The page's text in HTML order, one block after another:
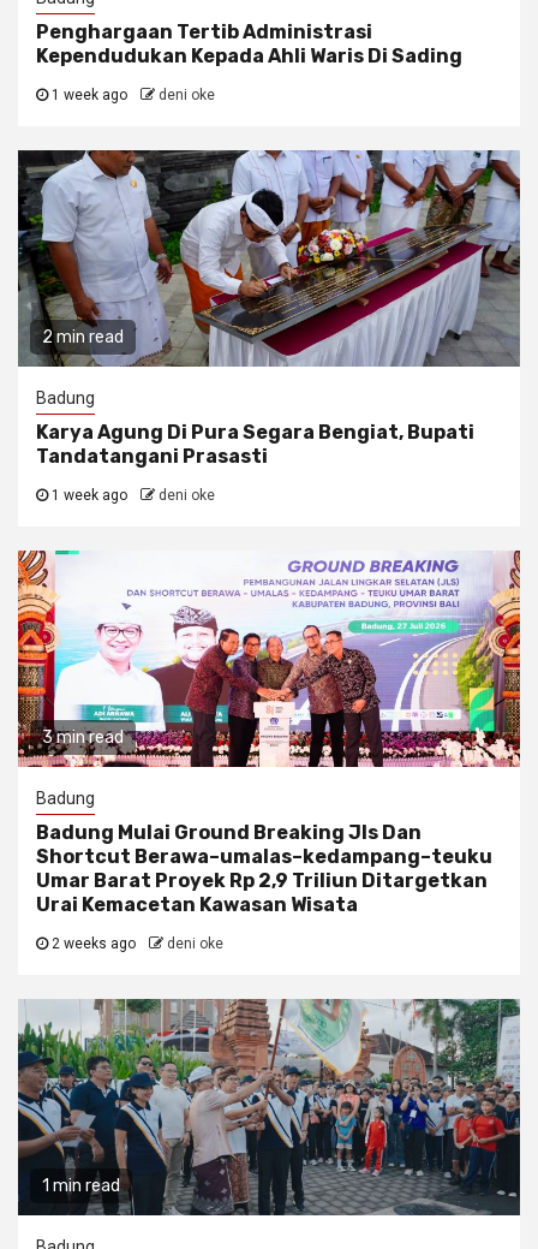
Penghargaan Tertib Administrasi
Kependudukan Kepada Ahli Waris Di Sading
1 week ago deni oke
2 min read
Badung
Karya Agung Di Pura Segara Bengiat, Bupati
Tandatangani Prasasti
1 week ago deni oke
3 min read
Badung
Badung Mulai Ground Breaking Jls Dan
Shortcut Berawa–umalas–kedampang–teuku
Umar Barat Proyek Rp 2,9 Triliun Ditargetkan
Urai Kemacetan Kawasan Wisata
2 weeks ago deni oke
1 min read